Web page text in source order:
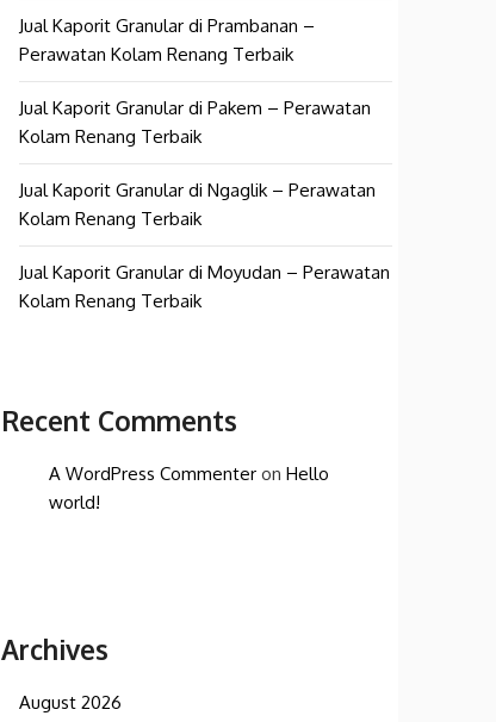
Jual Kaporit Granular di Prambanan –
Perawatan Kolam Renang Terbaik
Jual Kaporit Granular di Pakem – Perawatan
Kolam Renang Terbaik
Jual Kaporit Granular di Ngaglik – Perawatan
Kolam Renang Terbaik
Jual Kaporit Granular di Moyudan – Perawatan
Kolam Renang Terbaik
Recent Comments
A WordPress Commenter on Hello
world!
Archives
August 2026